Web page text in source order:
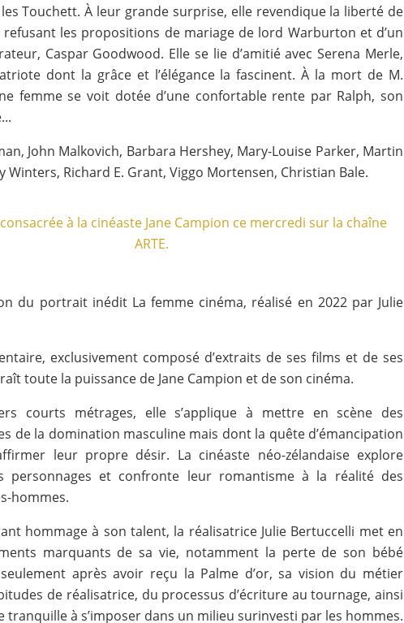
Touchett. À leur grande surprise, elle revendique la liberté de
refusant les propositions de mariage de lord Warburton et d’un
Caspar Goodwood. Elle se lie d’amitié avec Serena Merle,
dont la grâce et l’élégance la fascinent. À la mort de M.
femme se voit dotée d’une confortable rente par Ralph, son
John Malkovich, Barbara Hershey, Mary-Louise Parker, Martin
Winters, Richard E. Grant, Viggo Mortensen, Christian Bale.
du portrait inédit La femme cinéma, réalisé en 2022 par Julie
exclusivement composé d’extraits de ses films et de ses
toute la puissance de Jane Campion et de son cinéma.
courts métrages, elle s’applique à mettre en scène des
de la domination masculine mais dont la quête d’émancipation
leur propre désir. La cinéaste néo-zélandaise explore
personnages et confronte leur romantisme à la réalité des
hommes.
hommage à son talent, la réalisatrice Julie Bertuccelli met en
marquants de sa vie, notamment la perte de son bébé
après avoir reçu la Palme d’or, sa vision du métier
de réalisatrice, du processus d’écriture au tournage, ainsi
tranquille à s’imposer dans un milieu surinvesti par les hommes.